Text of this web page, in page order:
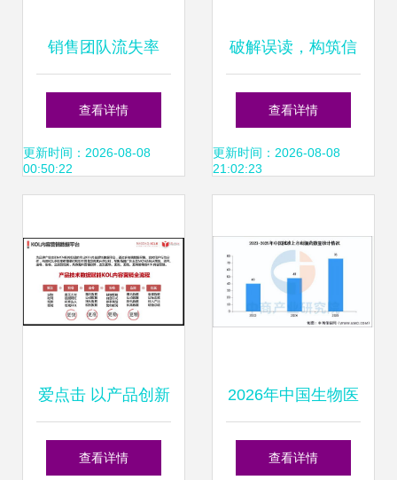
销售团队流失率
高、业绩低迷 痛点
剖析与系统化解决
查看详情
更新时间：2026-08-08
00:50:22
破解误读，构筑信
任 杭州楼市一个关
于德清购房群体的
查看详情
更新时间：2026-08-08
21:02:23
爱点击 以产品创新
为翼，以落地实践
查看详情
2026年中国生物医
药行业市场前景预
查看详情